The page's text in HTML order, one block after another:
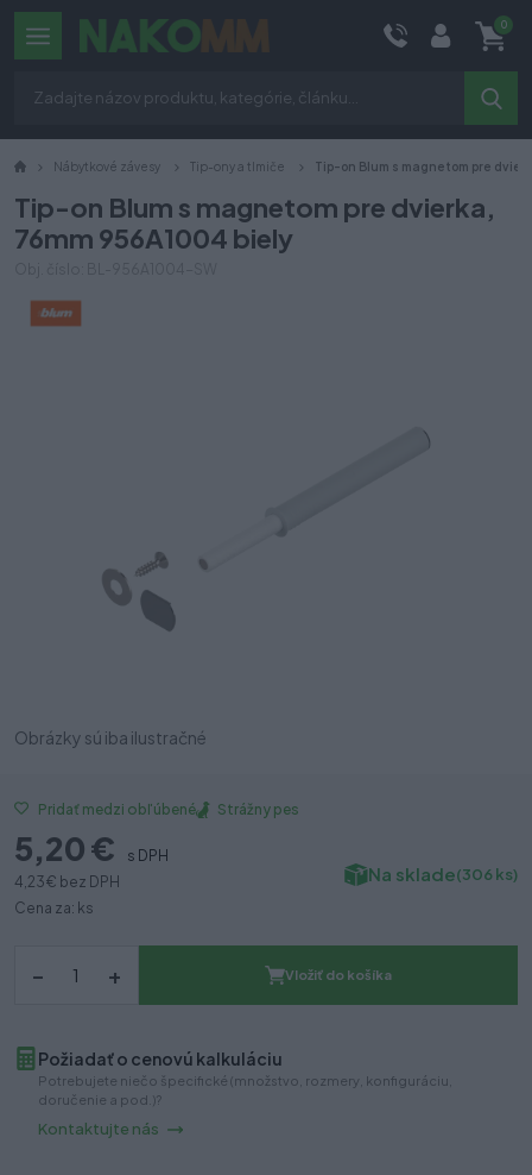
0
Nábytkové závesy Tip-ony a tlmiče Tip-on Blum s magnetom pre
Tip-on Blum s magnetom pre dvierka,
76mm 956A1004 biely
Obrázky sú iba ilustračné
Pridať medzi obľúbené Strážny pes
5,20 €
s DPH
4,23 € bez DPH
Cena za: ks
Na sklade(306 ks)
– + Vložiť do košíka
Požiadať o cenovú kalkuláciu
Potrebujete niečo špecifické (množstvo, rozmery, konfiguráciu,
doručenie a pod.)?
Kontaktujte nás